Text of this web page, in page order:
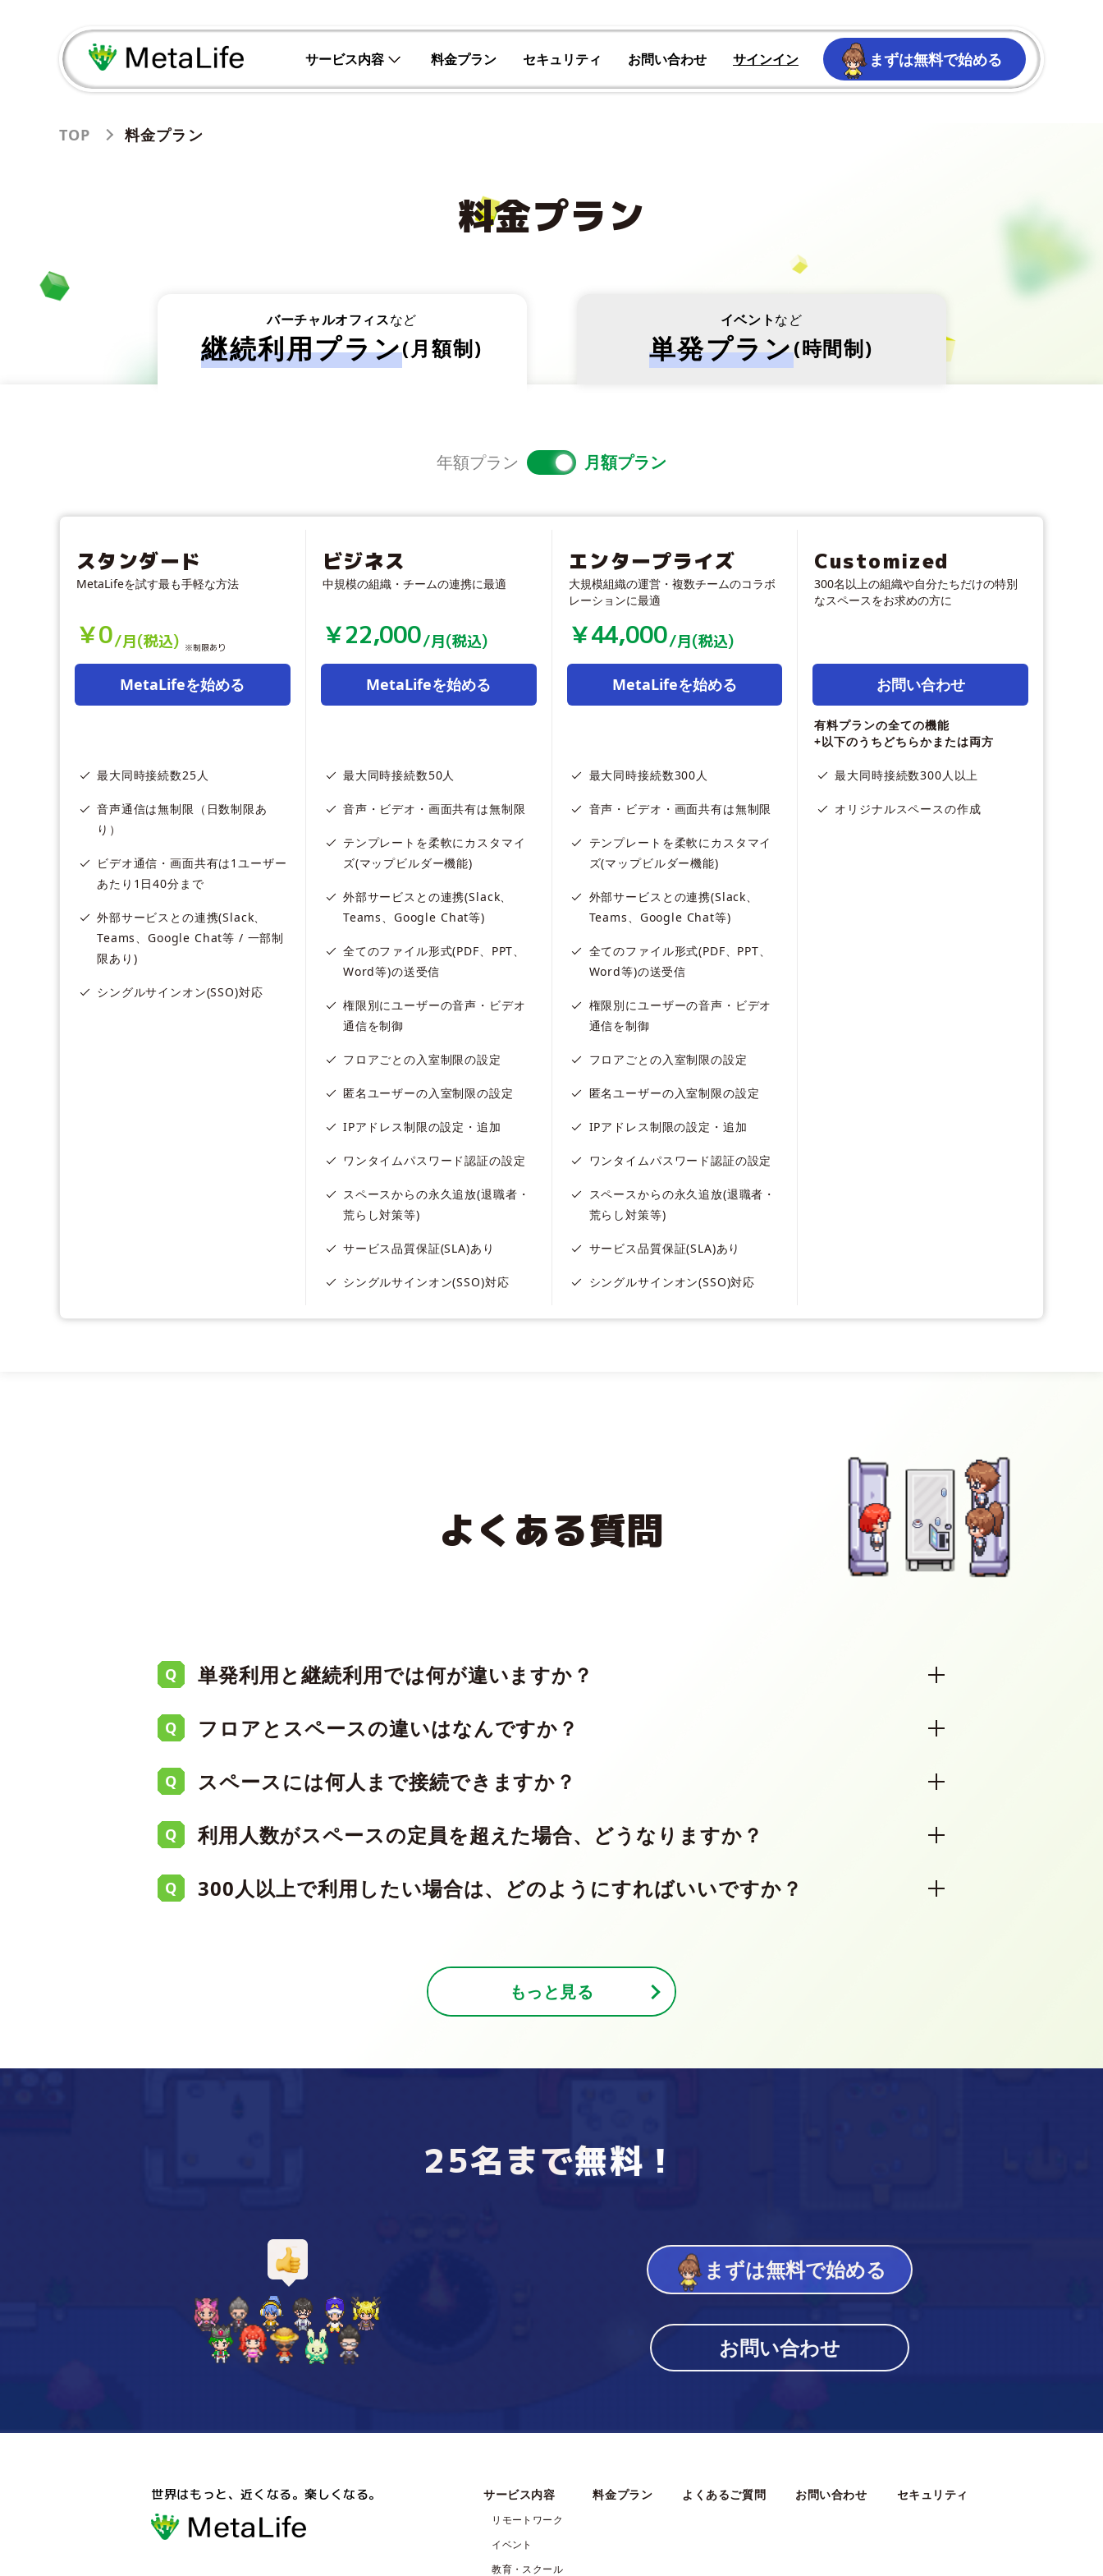
サービス内容 料金プラン セキュリティ お問い合わせ サインイン まずは無料で始める
TOP 料金プラン
料金プラン
バーチャルオフィスなど
継続利用プラン(月額制)
イベントなど
単発プラン(時間制)
年額プラン 月額プラン
スタンダード
MetaLifeを試す最も手軽な方法
￥0/月(税込) ※制限あり
MetaLifeを始める
最大同時接続数25人
音声通信は無制限（日数制限あ
り）
ビデオ通信・画面共有は1ユーザー
あたり1日40分まで
外部サービスとの連携(Slack、
Teams、Google Chat等 / 一部制
限あり)
シングルサインオン(SSO)対応
ビジネス
中規模の組織・チームの連携に最適
￥22,000/月(税込)
MetaLifeを始める
最大同時接続数50人
音声・ビデオ・画面共有は無制限
テンプレートを柔軟にカスタマイ
ズ(マップビルダー機能)
外部サービスとの連携(Slack、
Teams、Google Chat等)
全てのファイル形式(PDF、PPT、
Word等)の送受信
権限別にユーザーの音声・ビデオ
通信を制御
フロアごとの入室制限の設定
匿名ユーザーの入室制限の設定
IPアドレス制限の設定・追加
ワンタイムパスワード認証の設定
スペースからの永久追放(退職者・
荒らし対策等)
サービス品質保証(SLA)あり
シングルサインオン(SSO)対応
エンタープライズ
大規模組織の運営・複数チームのコラボ
レーションに最適
￥44,000/月(税込)
MetaLifeを始める
最大同時接続数300人
音声・ビデオ・画面共有は無制限
テンプレートを柔軟にカスタマイ
ズ(マップビルダー機能)
外部サービスとの連携(Slack、
Teams、Google Chat等)
全てのファイル形式(PDF、PPT、
Word等)の送受信
権限別にユーザーの音声・ビデオ
通信を制御
フロアごとの入室制限の設定
匿名ユーザーの入室制限の設定
IPアドレス制限の設定・追加
ワンタイムパスワード認証の設定
スペースからの永久追放(退職者・
荒らし対策等)
サービス品質保証(SLA)あり
シングルサインオン(SSO)対応
Customized
300名以上の組織や自分たちだけの特別
なスペースをお求めの方に
お問い合わせ
有料プランの全ての機能
+以下のうちどちらかまたは両方
最大同時接続数300人以上
オリジナルスペースの作成
よくある質問
Q 単発利用と継続利用では何が違いますか？
ス、グループワーク向けスペースなど、イベント専用のスペースが多く用意されています。継続利用は長期・継
ています。
Q フロアとスペースの違いはなんですか？
フロアがあり、同じスペースの中であれば自由にフロアを行き来できます。
Q スペースには何人まで接続できますか？
によって異なります。無料プランでは25人まで接続できます。
Q 利用人数がスペースの定員を超えた場合、どうなりますか？
ください。なお、オフラインのユーザーは同時接続数には含まれません。
Q 300人以上で利用したい場合は、どのようにすればいいですか？
300人以上での継続利用のプランもご用意しております。詳細は一度お問い合わせください。
もっと見る
25名まで無料！
まずは無料で始める
お問い合わせ
世界はもっと、近くなる。楽しくなる。 サービス内容
リモートワーク
イベント
教育・スクール
料金プラン よくあるご質問 お問い合わせ セキュリティ